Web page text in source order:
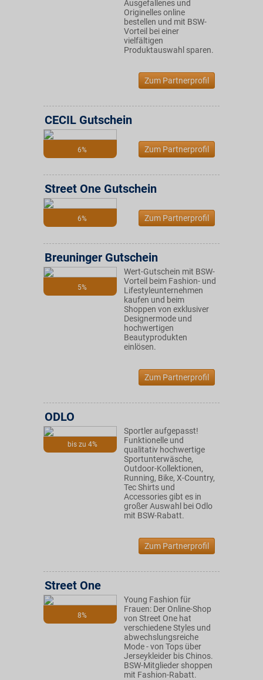
Ausgefallenes und
Originelles online
bestellen und mit BSW-
Vorteil bei einer
vielfältigen
Produktauswahl sparen.
Zum Partnerprofil
6%
CECIL Gutschein
Zum Partnerprofil
6%
Street One Gutschein
Zum Partnerprofil
5%
Breuninger Gutschein
Wert-Gutschein mit BSW-
Vorteil beim Fashion- und
Lifestyleunternehmen
kaufen und beim
Shoppen von exklusiver
Designermode und
hochwertigen
Beautyprodukten
einlösen.
Zum Partnerprofil
bis zu 4%
ODLO
Sportler aufgepasst!
Funktionelle und
qualitativ hochwertige
Sportunterwäsche,
Outdoor-Kollektionen,
Running, Bike, X-Country,
Tec Shirts und
Accessories gibt es in
großer Auswahl bei Odlo
mit BSW-Rabatt.
Zum Partnerprofil
8%
Street One
Young Fashion für
Frauen: Der Online-Shop
von Street One hat
verschiedene Styles und
abwechslungsreiche
Mode - von Tops über
Jerseykleider bis Chinos.
BSW-Mitglieder shoppen
mit Fashion-Rabatt.